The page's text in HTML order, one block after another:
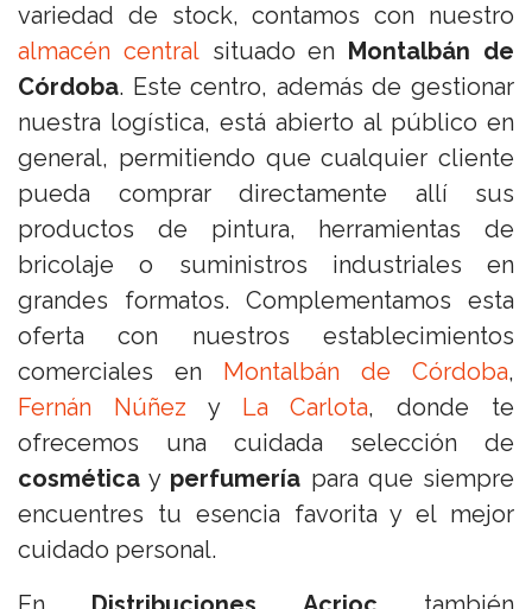
variedad de stock, contamos con nuestro
almacén central situado en Montalbán de
Córdoba. Este centro, además de gestionar
nuestra logística, está abierto al público en
general, permitiendo que cualquier cliente
pueda comprar directamente allí sus
productos de pintura, herramientas de
bricolaje o suministros industriales en
grandes formatos. Complementamos esta
oferta con nuestros establecimientos
comerciales en Montalbán de Córdoba,
Fernán Núñez y La Carlota, donde te
ofrecemos una cuidada selección de
cosmética y perfumería para que siempre
encuentres tu esencia favorita y el mejor
cuidado personal.